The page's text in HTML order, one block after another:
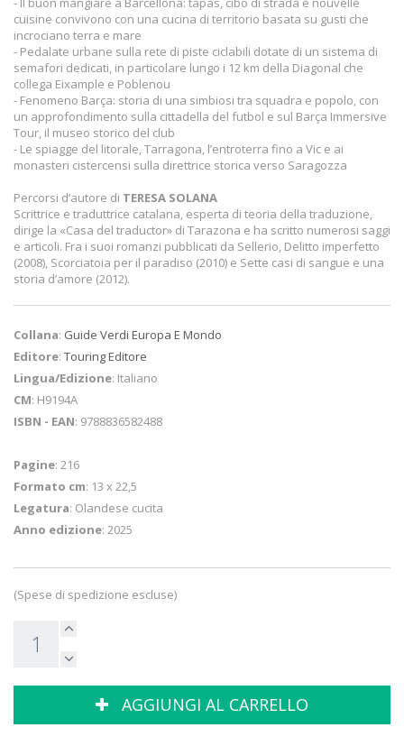
cuisine convivono con una cucina di territorio basata su gusti che
incrociano terra e mare
- Pedalate urbane sulla rete di piste ciclabili dotate di un sistema di
semafori dedicati, in particolare lungo i 12 km della Diagonal che
collega Eixample e Poblenou
- Fenomeno Barça: storia di una simbiosi tra squadra e popolo, con
un approfondimento sulla cittadella del futbol e sul Barça Immersive
Tour, il museo storico del club
- Le spiagge del litorale, Tarragona, l’entroterra fino a Vic e ai
monasteri cistercensi sulla direttrice storica verso Saragozza
Percorsi d’autore di TERESA SOLANA
Scrittrice e traduttrice catalana, esperta di teoria della traduzione,
dirige la «Casa del traductor» di Tarazona e ha scritto numerosi saggi
e articoli. Fra i suoi romanzi pubblicati da Sellerio, Delitto imperfetto
(2008), Scorciatoia per il paradiso (2010) e Sette casi di sangue e una
storia d’amore (2012).
Collana: Guide Verdi Europa E Mondo
Editore: Touring Editore
Lingua/Edizione: Italiano
CM: H9194A
ISBN - EAN: 9788836582488
Pagine: 216
Formato cm: 13 x 22,5
Legatura: Olandese cucita
Anno edizione: 2025
(Spese di spedizione escluse)
AGGIUNGI AL CARRELLO